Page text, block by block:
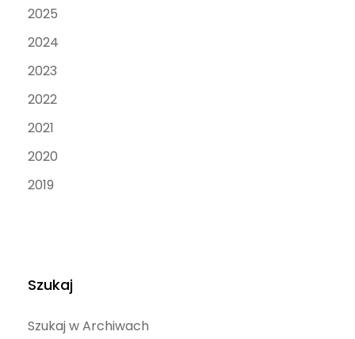
2025
2024
2023
2022
2021
2020
2019
Szukaj
Szukaj w Archiwach